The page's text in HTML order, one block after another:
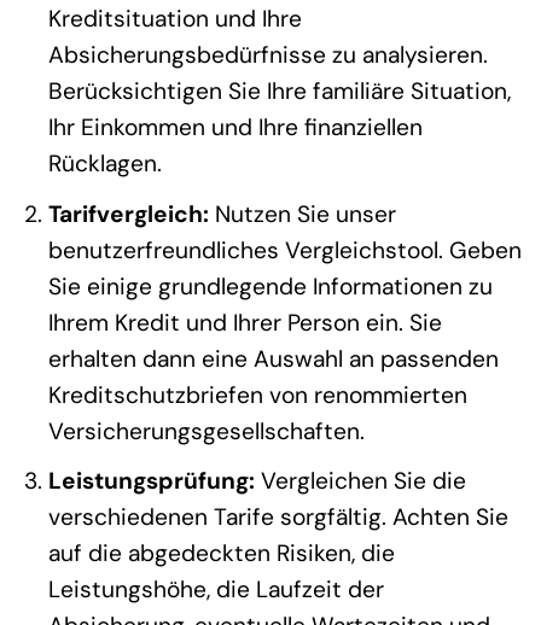
Kreditsituation und Ihre
Absicherungsbedürfnisse zu analysieren.
Berücksichtigen Sie Ihre familiäre Situation,
Ihr Einkommen und Ihre finanziellen
Rücklagen.
Tarifvergleich: Nutzen Sie unser
benutzerfreundliches Vergleichstool. Geben
Sie einige grundlegende Informationen zu
Ihrem Kredit und Ihrer Person ein. Sie
erhalten dann eine Auswahl an passenden
Kreditschutzbriefen von renommierten
Versicherungsgesellschaften.
Leistungsprüfung: Vergleichen Sie die
verschiedenen Tarife sorgfältig. Achten Sie
auf die abgedeckten Risiken, die
Leistungshöhe, die Laufzeit der